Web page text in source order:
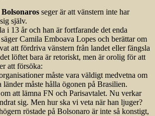
seger är att vänstern inte har
själv.
i 13 år och han är fortfarande det enda
Camila Emboava Lopes och berättar om
att fördriva vänstern från landet eller fängsla
löftet bara är retoriskt, men är orolig för att
att försöka:
måste vara väldigt medvetna om
länder måste hålla ögonen på Brasilien.
att lämna FN och Parisavtalet. Nu verkar
sig. Men hur ska vi veta när han ljuger?
röstade på Bolsonaro är inte så konstigt,